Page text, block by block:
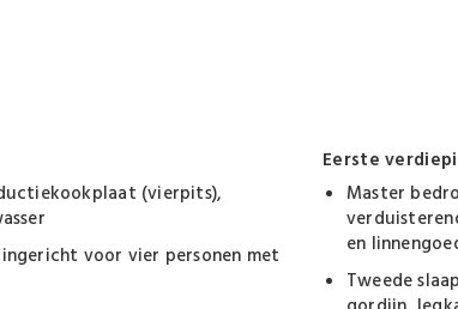
(vierpits),
voor vier personen met
Eerste
Master
en
Tweede